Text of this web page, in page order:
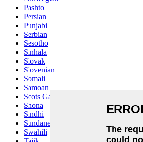
Pashto
Persian
Punjabi
Serbian
Sesotho
Sinhala
Slovak
Slovenian
Somali
Samoan
Scots Gaelic
Shona
Sindhi
Sundanese
Swahili